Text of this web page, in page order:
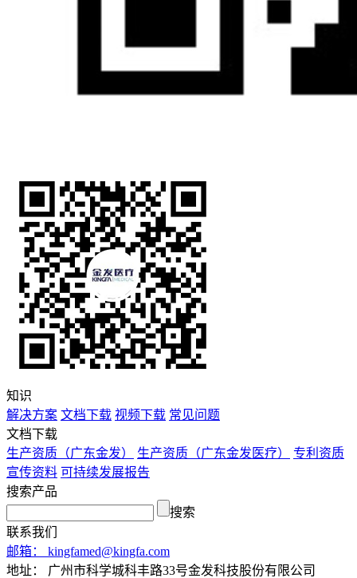
知识
解决方案 文档下载 视频下载 常见问题
文档下载
生产资质（广东金发）
生产资质（广东金发医疗）
专利资质
宣传资料 可持续发展报告
搜索产品
搜索
联系我们
邮箱：
kingfamed@kingfa.com
地址：
广州市科学城科丰路33号金发科技股份有限公司